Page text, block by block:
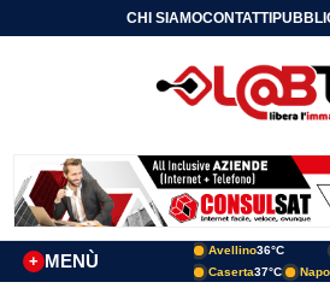
CHI SIAMOCONTATTI
MENÙ
+
Avellino36°C
Caserta37°C